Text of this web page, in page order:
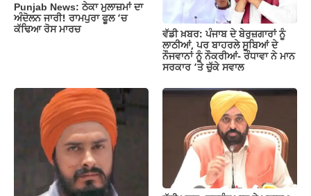
Punjab News: ਠੇਕਾ ਮੁਲਾਜ਼ਮਾਂ ਦਾ
ਅੰਦੋਲਨ ਜਾਰੀ! ਰਾਮਪੁਰਾ ਫੂਲ ‘ਚ
ਕੱਢਿਆ ਰੋਸ ਮਾਰਚ
ਵੱਡੀ ਖ਼ਬਰ: ਪੰਜਾਬ ਦੇ ਬੇਰੁਜ਼ਗਾਰਾਂ ਨੂੰ
ਲਾਠੀਆਂ, ਪਰ ਬਾਹਰਲੇ ਸੂਬਿਆਂ ਦੇ
ਨੌਜਵਾਨਾਂ ਨੂੰ ਨੌਕਰੀਆਂ- ਰੰਧਾਵਾ ਨੇ ਮਾਨ
ਸਰਕਾਰ ‘ਤੇ ਚੁੱਕੇ ਸਵਾਲ